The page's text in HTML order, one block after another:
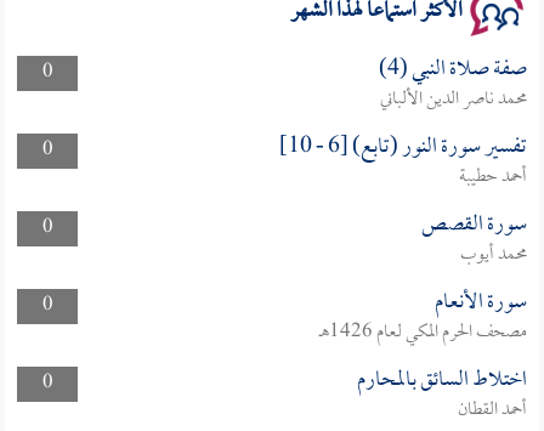
الأكثر استماعا لهذا الشهر
0 صفة صلاة النبي (4)
محمد ناصر الدين الألباني
0
تفسير سورة النور (تابع) [6 - 10]
أحمد حطيبة
0
سورة القصص
محمد أيوب
0
سورة الأنعام
مصحف الحرم المكي لعام 1426هـ
0
اختلاط السائق بالمحارم
أحمد القطان